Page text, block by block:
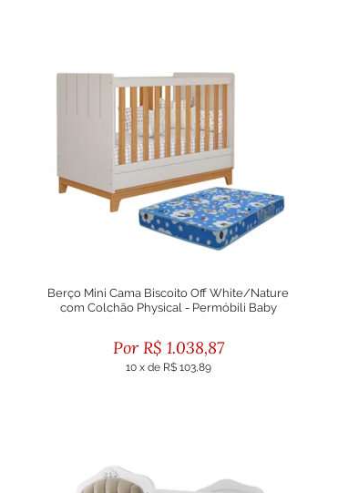
Berço Mini Cama Biscoito Off White/Nature
com Colchão Physical - Permóbili Baby
R$ 1.038,87
10 x de R$ 103,89